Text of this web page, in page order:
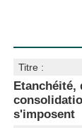
Titre :
Etanchéité,
s'imposent